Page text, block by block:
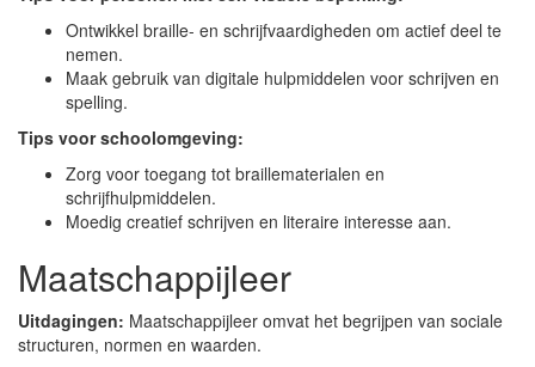
Ontwikkel braille- en schrijfvaardigheden om actief deel te
nemen.
Maak gebruik van digitale hulpmiddelen voor schrijven en
spelling.
Tips voor schoolomgeving:
Zorg voor toegang tot braillematerialen en
schrijfhulpmiddelen.
Moedig creatief schrijven en literaire interesse aan.
Maatschappijleer
Uitdagingen: Maatschappijleer omvat het begrijpen van sociale
structuren, normen en waarden.